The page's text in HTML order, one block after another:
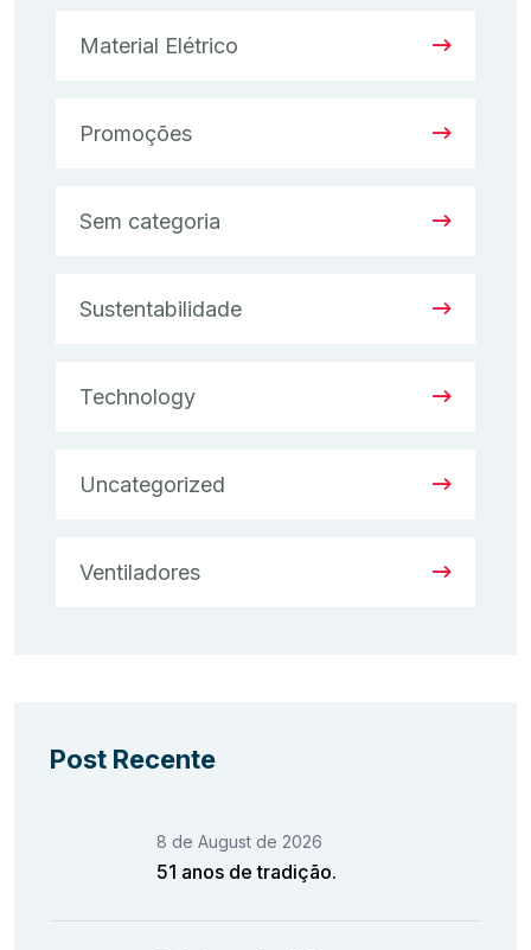
Material Elétrico
Promoções
Sem categoria
Sustentabilidade
Technology
Uncategorized
Ventiladores
Post Recente
8 de August de 2026
51 anos de tradição.